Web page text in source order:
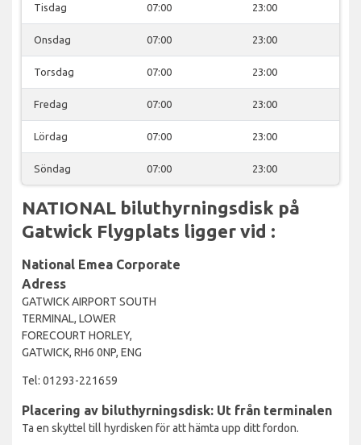
Tisdag 07:00 23:00
Onsdag 07:00 23:00
Torsdag 07:00 23:00
Fredag 07:00 23:00
Lördag 07:00 23:00
Söndag 07:00 23:00
NATIONAL biluthyrningsdisk på
Gatwick Flygplats ligger vid :
National Emea Corporate
Adress
GATWICK AIRPORT SOUTH
TERMINAL, LOWER
FORECOURT HORLEY,
GATWICK, RH6 0NP, ENG
Tel: 01293-221659
Placering av biluthyrningsdisk: Ut från terminalen
Ta en skyttel till hyrdisken för att hämta upp ditt fordon.